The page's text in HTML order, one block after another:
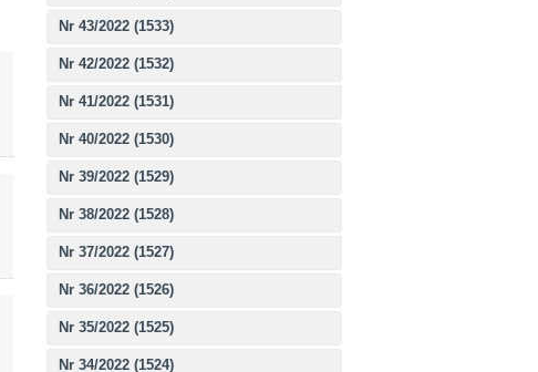
Nr 43/2022 (1533)
Nr 42/2022 (1532)
Nr 41/2022 (1531)
Nr 40/2022 (1530)
Nr 39/2022 (1529)
Nr 38/2022 (1528)
Nr 37/2022 (1527)
Nr 36/2022 (1526)
Nr 35/2022 (1525)
Nr 34/2022 (1524)